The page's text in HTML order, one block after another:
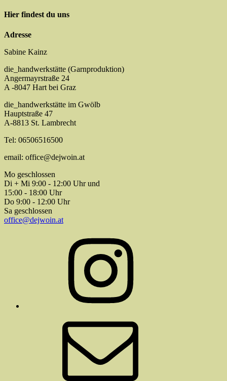
Hier findest du uns
Adresse
Sabine Kainz
die_handwerkstätte (Garnproduktion)
Angermayrstraße 24
A -8047 Hart bei Graz
die_handwerkstätte im Gwölb
Hauptstraße 47
A-8813 St. Lambrecht
Tel: 06506516500
email: office@dejwoin.at
Mo geschlossen
Di + Mi 9:00 - 12:00 Uhr und
15:00 - 18:00 Uhr
Do 9:00 - 12:00 Uhr
Sa geschlossen
office@dejwoin.at